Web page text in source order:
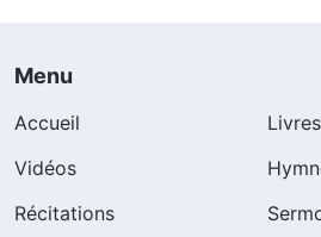
Menu
Accueil
Livres
Vidéos
Récitations